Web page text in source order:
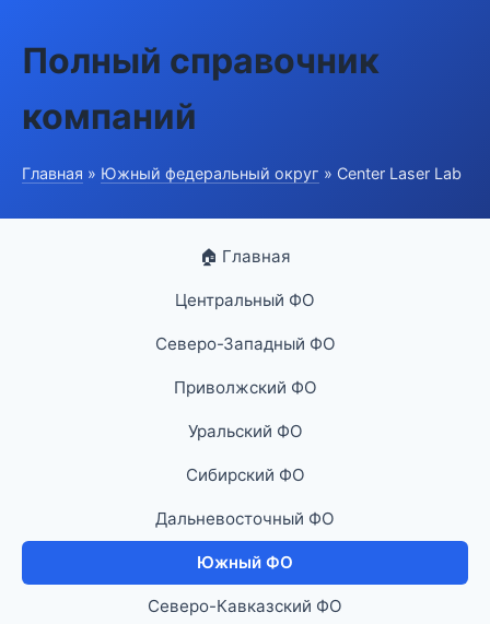
Полный справочник
компаний
Главная » Южный федеральный округ » Center Laser Lab
🏠 Главная
Центральный ФО
Северо-Западный ФО
Приволжский ФО
Уральский ФО
Сибирский ФО
Дальневосточный ФО
Южный ФО
Северо-Кавказский ФО